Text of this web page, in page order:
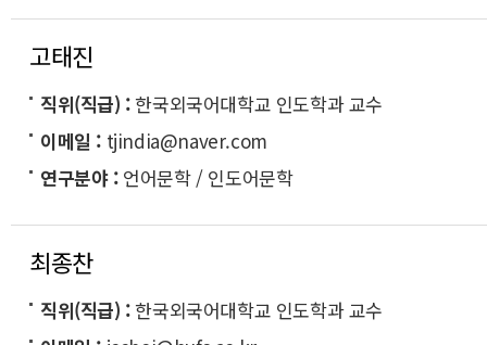
고태진
직위(직급) 한국외국어대학교 인도학과 교수
이메일
tjindia@naver.com
연구분야 언어문학 / 인도어문학
최종찬
직위(직급) 한국외국어대학교 인도학과 교수